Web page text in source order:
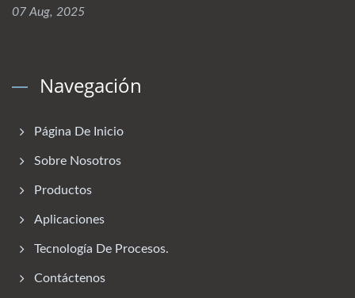
07 Aug, 2025
Navegación
Página De Inicio
Sobre Nosotros
Productos
Aplicaciones
Tecnología De Procesos.
Contáctenos